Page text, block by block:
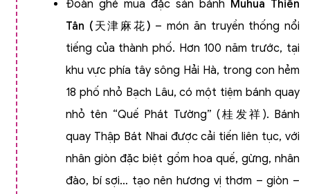
Đoàn ghé mua đặc sản bánh Muhua Thiên
Tân (天津麻花 ) – món ăn truyền thống nổi
tiếng của thành phố. Hơn 100 năm trước, tại
khu vực phía tây sông Hải Hà, trong con hẻm
18 phố nhỏ Bạch Lâu, có một tiệm bánh quay
nhỏ tên “Quế Phát Tường” (桂发祥). Bánh
quay Thập Bát Nhai được cải tiến liên tục, với
nhân giòn đặc biệt gồm hoa quế, gừng, nhân
đào, bí sợi… tạo nên hương vị thơm – giòn –